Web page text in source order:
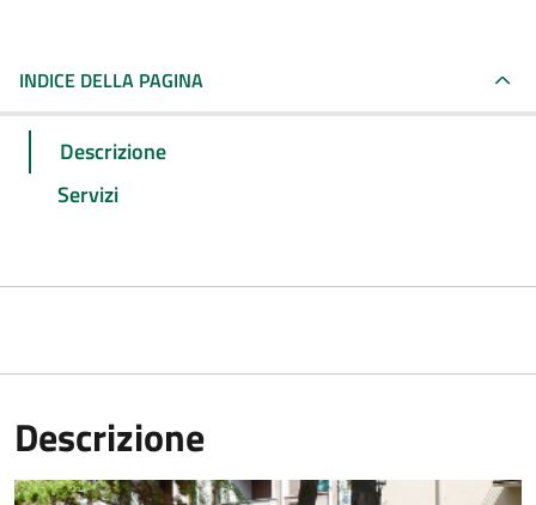
INDICE DELLA PAGINA
Descrizione
Servizi
Descrizione